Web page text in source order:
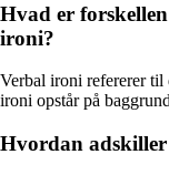
Hvad er
ironi?
Verbal ironi refererer til
ironi opstår på
Hvordan